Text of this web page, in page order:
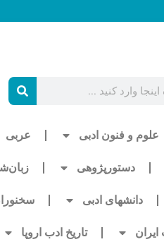
علوم و فنون ادبی عربی
دستورپژوهی
دانشهای ادبی
ایران تاریخ ادب اروپا